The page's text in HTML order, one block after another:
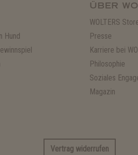
Hund
ÜBER
WOLTERS
Presse
Karriere bei
Philosophie
Soziales
Magazin
Vertrag widerrufen